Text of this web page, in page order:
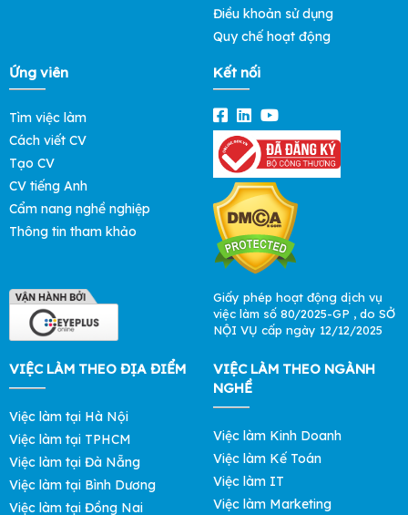
Điều khoản sử dụng
Quy chế hoạt động
Ứng viên
Tìm việc làm
Cách viết CV
Tạo CV
CV tiếng Anh
Cẩm nang nghề nghiệp
Thông tin tham khảo
Kết nối
Giấy phép hoạt động dịch vụ
việc làm số 80/2025-GP , do SỞ
NỘI VỤ cấp ngày 12/12/2025
VIỆC LÀM THEO ĐỊA ĐIỂM
Việc làm tại Hà Nội
Việc làm tại TPHCM
Việc làm tại Đà Nẵng
Việc làm tại Bình Dương
Việc làm tại Đồng Nai
VIỆC LÀM THEO NGÀNH
NGHỀ
Việc làm Kinh Doanh
Việc làm Kế Toán
Việc làm IT
Việc làm Marketing